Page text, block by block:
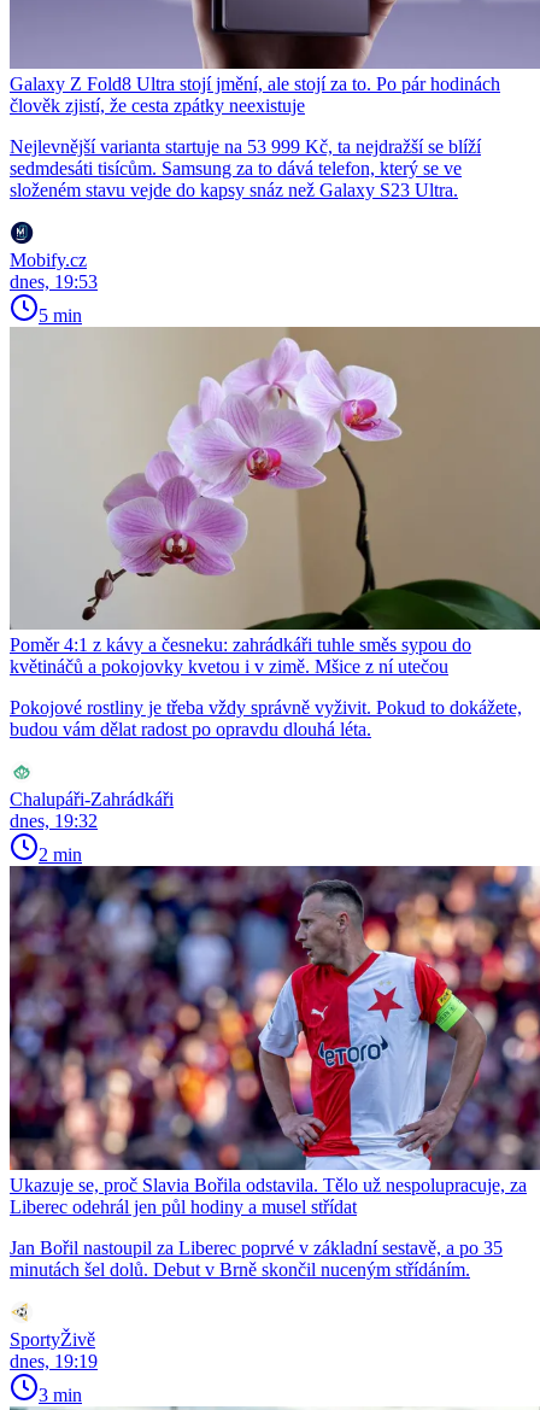
Galaxy Z Fold8 Ultra stojí jmění, ale stojí za to. Po pár hodinách
člověk zjistí, že cesta zpátky neexistuje
Nejlevnější varianta startuje na 53 999 Kč, ta nejdražší se blíží
sedmdesáti tisícům. Samsung za to dává telefon, který se ve
složeném stavu vejde do kapsy snáz než Galaxy S23 Ultra.
Mobify.cz
dnes, 19:53
5 min
Poměr 4:1 z kávy a česneku: zahrádkáři tuhle směs sypou do
květináčů a pokojovky kvetou i v zimě. Mšice z ní utečou
Pokojové rostliny je třeba vždy správně vyživit. Pokud to dokážete,
budou vám dělat radost po opravdu dlouhá léta.
Chalupáři-Zahrádkáři
dnes, 19:32
2 min
Ukazuje se, proč Slavia Bořila odstavila. Tělo už nespolupracuje, za
Liberec odehrál jen půl hodiny a musel střídat
Jan Bořil nastoupil za Liberec poprvé v základní sestavě, a po 35
minutách šel dolů. Debut v Brně skončil nuceným střídáním.
SportyŽivě
dnes, 19:19
3 min